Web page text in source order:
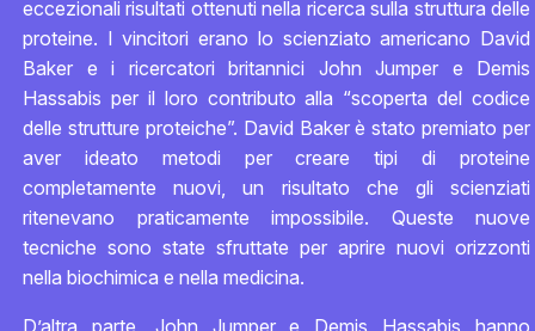
eccezionali risultati ottenuti nella ricerca sulla struttura delle
proteine. I vincitori erano lo scienziato americano David
Baker e i ricercatori britannici John Jumper e Demis
Hassabis per il loro contributo alla “scoperta del codice
delle strutture proteiche”. David Baker è stato premiato per
aver ideato metodi per creare tipi di proteine
completamente nuovi, un risultato che gli scienziati
ritenevano praticamente impossibile. Queste nuove
tecniche sono state sfruttate per aprire nuovi orizzonti
nella biochimica e nella medicina.
D’altra parte, John Jumper e Demis Hassabis hanno